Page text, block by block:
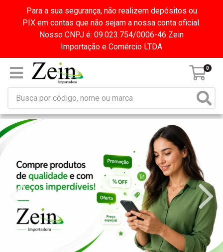
Para a sua segurança, não realizem depósitos ou
PIX em contas que não sejam a nossa conta oficial.
Nosso CNPJ é: 09.023.754/0006-46 Zein
Importação e Comércio LTDA
0